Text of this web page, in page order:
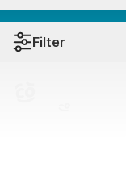
Filter